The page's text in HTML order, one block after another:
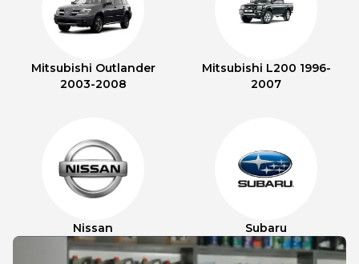
Mitsubishi Outlander
2003-2008
Mitsubishi L200 1996-
2007
Nissan Subaru